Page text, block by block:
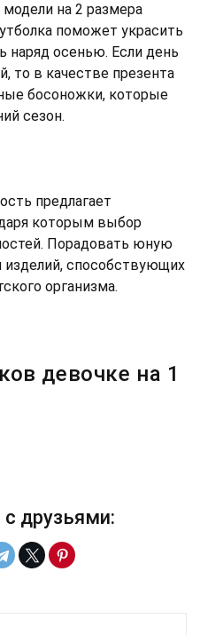
на 2 размера
поможет украсить
наряд осенью. Если день
то в качестве презента
босоножки, которые
сезон.
предлагает
которым выбор
Порадовать юную
способствующих
организма.
девочке на 1
друзьями: